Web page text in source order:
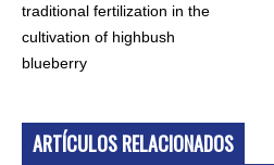
traditional fertilization in the
cultivation of highbush
blueberry
ARTÍCULOS RELACIONADOS